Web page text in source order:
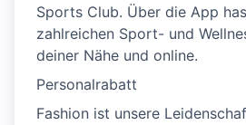
Sports Club. Über die App
zahlreichen Sport- und
deiner Nähe und online.
Personalrabatt
Fashion ist unsere